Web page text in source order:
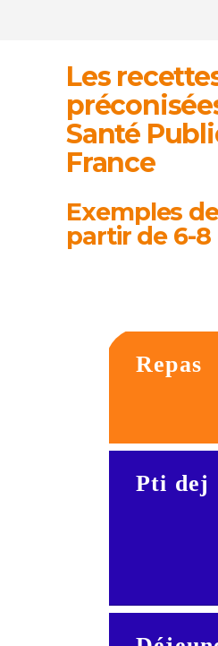
Les
Santé
France
Exemples
partir de 6-8
Repas
Pti dej